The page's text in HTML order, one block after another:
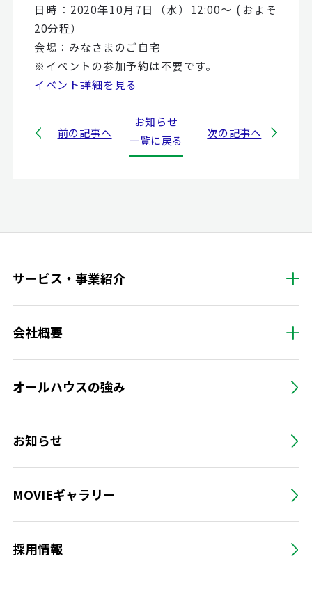
日時：2020年10月7日（水）12:00～ (およそ
20分程）
会場：みなさまのご自宅
※イベントの参加予約は不要です。
イベント詳細を見る
前の記事へ
お知らせ
一覧に戻る
次の記事へ
サービス・事業紹介
会社概要
オールハウスの強み
お知らせ
MOVIEギャラリー
採用情報